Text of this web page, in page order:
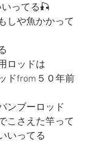
ってる🎣
しや魚かかって
ロッドは
ドfrom５０年前
ンブーロッド
こさえた竿って
いってる